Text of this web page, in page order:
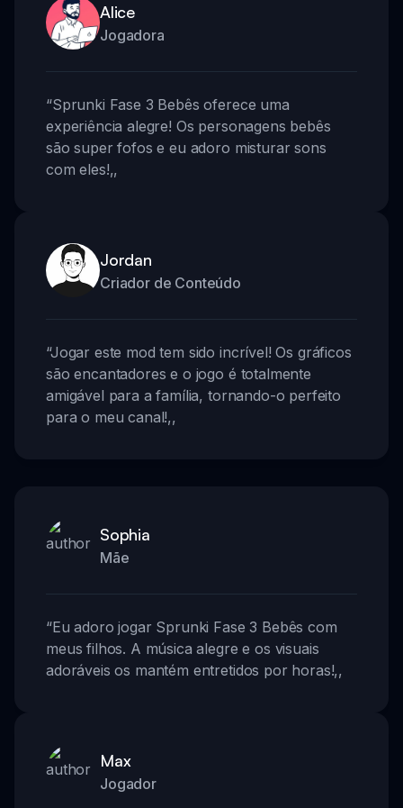
Alice
Jogadora
“Sprunki Fase 3 Bebês oferece uma
experiência alegre! Os personagens bebês
são super fofos e eu adoro misturar sons
com eles!,,
Jordan
Criador de Conteúdo
“Jogar este mod tem sido incrível! Os gráficos
são encantadores e o jogo é totalmente
amigável para a família, tornando-o perfeito
para o meu canal!,,
Sophia
Mãe
“Eu adoro jogar Sprunki Fase 3 Bebês com
meus filhos. A música alegre e os visuais
adoráveis os mantém entretidos por horas!,,
Max
Jogador